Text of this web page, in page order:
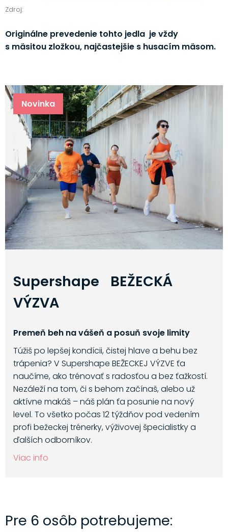
Zdroj:
Originálne prevedenie tohto jedla je vždy
s mäsitou zložkou, najčastejšie s husacím mäsom.
Novinka
Supershape BEŽECKÁ
VÝZVA
Premeň beh na vášeň a posuň svoje limity
Túžiš po lepšej kondícii, čistej hlave a behu bez
trápenia? V Supershape BEŽECKEJ VÝZVE ťa
naučíme, ako trénovať s radosťou a bez ťažkostí.
Nezáleží na tom, či s behom začínaš, alebo už
aktívne makáš – náš plán ťa posunie na nový
level. To všetko počas 12 týždňov pod vedením
profi bežeckej trénerky, výživovej špecialistky a
ďalších odborníkov.
Viac info
Pre 6 osôb potrebujeme: